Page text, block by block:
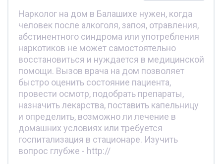
Нарколог на дом в Балашихе нужен, когда
человек после алкоголя, запоя, отравления,
абстинентного синдрома или употребления
наркотиков не может самостоятельно
восстановиться и нуждается в медицинской
помощи. Вызов врача на дом позволяет
быстро оценить состояние пациента,
провести осмотр, подобрать препараты,
назначить лекарства, поставить капельницу
и определить, возможно ли лечение в
домашних условиях или требуется
госпитализация в стационаре. Изучить
вопрос глубже - http://